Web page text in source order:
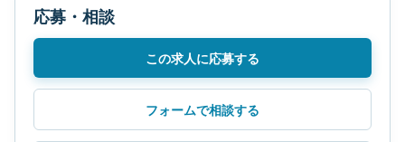
応募・相談
この求人に応募する
フォームで相談する